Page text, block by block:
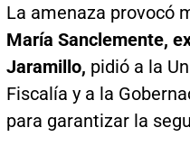
La amenaza provocó
María Sanclemente,
Jaramillo, pidió a la
Fiscalía y a la
para garantizar la